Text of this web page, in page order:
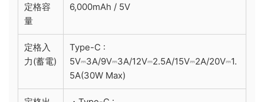
定格容
量
6,000mAh / 5V
定格入
力(蓄電)
Type-C :
5V⎓3A/9V⎓3A/12V⎓2.5A/15V⎓2A/20V⎓1.
5A(30W Max)